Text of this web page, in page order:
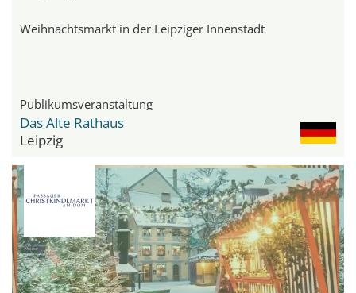
Weihnachtsmarkt in der Leipziger Innenstadt
Publikumsveranstaltung
Das Alte Rathaus
Leipzig